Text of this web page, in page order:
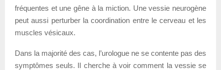
fréquentes et une gêne à la miction. Une vessie neurogène
peut aussi perturber la coordination entre le cerveau et les
muscles vésicaux.
Dans la majorité des cas, l’urologue ne se contente pas des
symptômes seuls. Il cherche à voir comment la vessie se